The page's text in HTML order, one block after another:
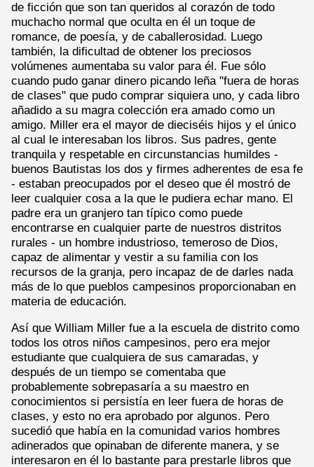
de ficción que son tan queridos al corazón de todo
muchacho normal que oculta en él un toque de
romance, de poesía, y de caballerosidad. Luego
también, la dificultad de obtener los preciosos
volúmenes aumentaba su valor para él. Fue sólo
cuando pudo ganar dinero picando leña "fuera de horas
de clases" que pudo comprar siquiera uno, y cada libro
añadido a su magra colección era amado como un
amigo. Miller era el mayor de dieciséis hijos y el único
al cual le interesaban los libros. Sus padres, gente
tranquila y respetable en circunstancias humildes -
buenos Bautistas los dos y firmes adherentes de esa fe
- estaban preocupados por el deseo que él mostró de
leer cualquier cosa a la que le pudiera echar mano. El
padre era un granjero tan típico como puede
encontrarse en cualquier parte de nuestros distritos
rurales - un hombre industrioso, temeroso de Dios,
capaz de alimentar y vestir a su familia con los
recursos de la granja, pero incapaz de de darles nada
más de lo que pueblos campesinos proporcionaban en
materia de educación.
Así que William Miller fue a la escuela de distrito como
todos los otros niños campesinos, pero era mejor
estudiante que cualquiera de sus camaradas, y
después de un tiempo se comentaba que
probablemente sobrepasaría a su maestro en
conocimientos si persistía en leer fuera de horas de
clases, y esto no era aprobado por algunos. Pero
sucedió que había en la comunidad varios hombres
adinerados que opinaban de diferente manera, y se
interesaron en él lo bastante para prestarle libros que